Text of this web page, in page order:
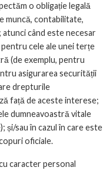
o obligație legală
muncă, contabilitate,
când este necesar
cele ale unei terțe
(de exemplu, pentru
asigurarea securității
drepturile
față de aceste interese;
dumneavoastră vitale
și/sau în cazul în care este
oficiale.
caracter personal